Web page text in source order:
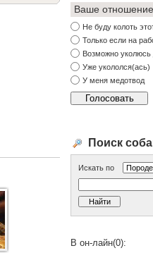
Ваше
Не буду колоть
Только если на
Возможно уколюсь
Уже укололся(ась)
У меня медотвод
Поиск
Искать по
В он-лайн(0):